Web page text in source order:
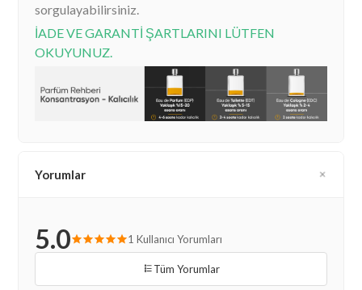
sorgulayabilirsiniz.
İADE VE GARANTİ ŞARTLARINI LÜTFEN
OKUYUNUZ.
Yorumlar
5.0 1 Kullanıcı Yorumları
Tüm Yorumlar